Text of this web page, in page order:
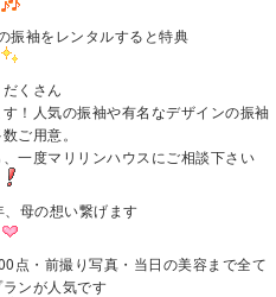
振袖をレンタルすると特典
くさん
！人気の振袖や有名なデザインの振袖
ご用意。
一度マリリンハウスにご相談下さい
母の想い繋げます
点・前撮り写真・当日の美容まで全て
ンが人気です